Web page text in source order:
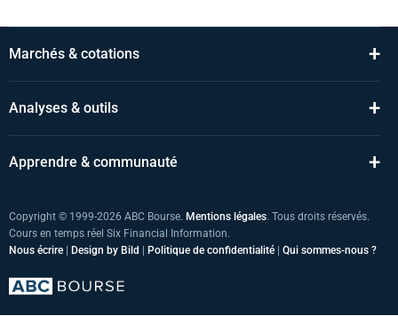
Marchés & cotations +
Analyses & outils +
Apprendre & communauté +
Copyright © 1999-2026 ABC Bourse. Mentions légales. Tous droits réservés.
Cours en temps réel Six Financial Information.
Nous écrire | Design by Bild | Politique de confidentialité | Qui sommes-nous ?